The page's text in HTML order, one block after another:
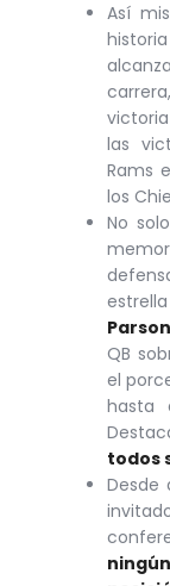
Así
las
Rams
los
No
QB
el
hasta
todos
Desde